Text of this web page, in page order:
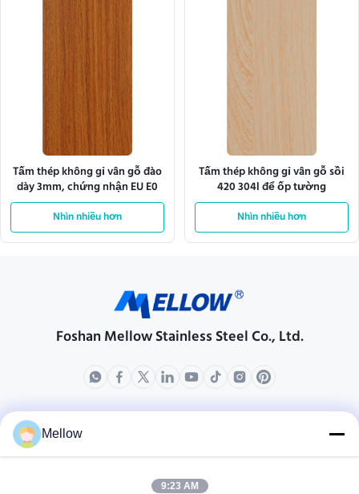
Tấm thép không gỉ vân gỗ đào
dày 3mm, chứng nhận EU E0
Nhìn nhiều hơn
Tấm thép không gỉ vân gỗ sồi
420 304l để ốp tường
Nhìn nhiều hơn
Foshan Mellow Stainless Steel Co., Ltd.
các sản phẩm
Hồ sơ công ty
Chuyến tham quan nhà máy
Mellow
9:23 AM